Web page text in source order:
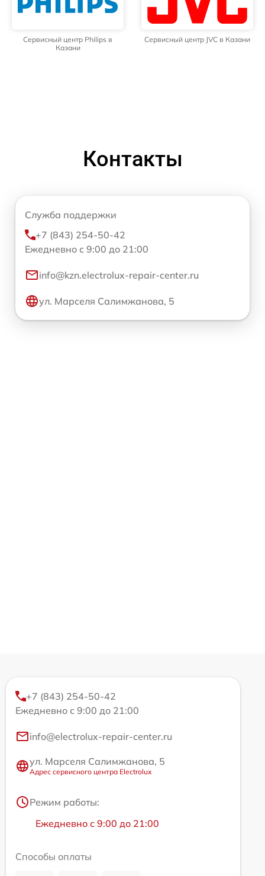
Сервисный центр Philips в
Казани
Сервисный центр JVC в Казани
Контакты
Служба поддержки
+7 (843) 254-50-42
Ежедневно с 9:00 до 21:00
info@kzn.electrolux-repair-center.ru
ул. Марселя Салимжанова, 5
+7 (843) 254-50-42
Ежедневно с 9:00 до 21:00
info@electrolux-repair-center.ru
ул. Марселя Салимжанова, 5
Адрес сервисного центра Electrolux
Режим работы:
Ежедневно с 9:00 до 21:00
Способы оплаты